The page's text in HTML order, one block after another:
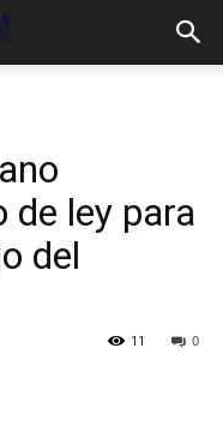
de ley para
del
0
11